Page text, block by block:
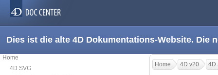
Dies ist die alte 4D Dokumentations-Website.
Home
4D SVG
Home 4D v20 4D